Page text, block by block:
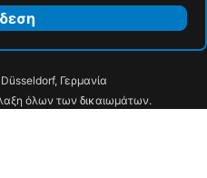
Γερμανία
όλων των δικαιωμάτων.